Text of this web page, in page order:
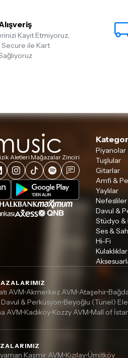
Kayıt Etmiyoruz,
Secure ile Kart
Aletleri Mağazalar Zinciri
Piyanolar
Tuşlular
Gitarlar
Amfi &
Yaylılar
Nefesliler
Davul &
Stüdyo &
Ses &
Hi-Fi
Kulaklıklar
AVM•Akmerkez AVM•Ataşehir•
& Perküsyon•Beyoğlu (Tünel)
AVM•Kadıköy•Kozzy AVM•Mall of
Kaşmir AVM•Kızılay•Ümitköy